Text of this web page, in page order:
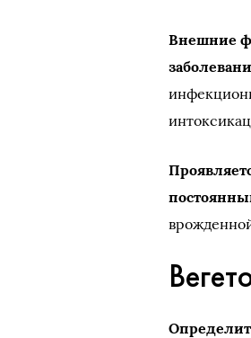
Внешние